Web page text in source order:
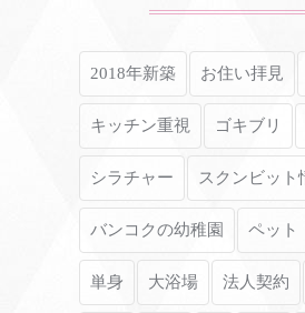
2018年新築 お住い拝見
キッチン重視 ゴキブリ
シラチャー スクンビット
バンコクの幼稚園 ペット
単身 大浴場 法人契約